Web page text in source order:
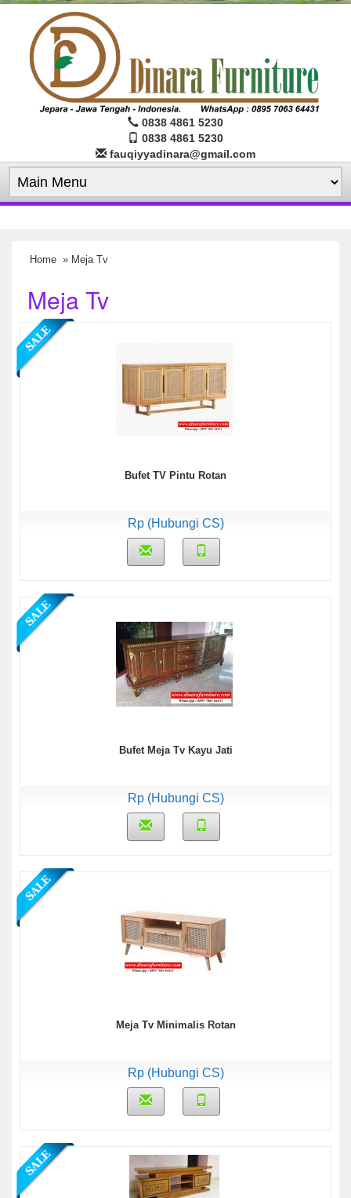
0838 4861 5230
0838 4861 5230
fauqiyyadinara@gmail.com
Home » Meja Tv
Meja Tv
Bufet TV Pintu Rotan
Rp (Hubungi CS)
Bufet Meja Tv Kayu Jati
Rp (Hubungi CS)
Meja Tv Minimalis Rotan
Rp (Hubungi CS)